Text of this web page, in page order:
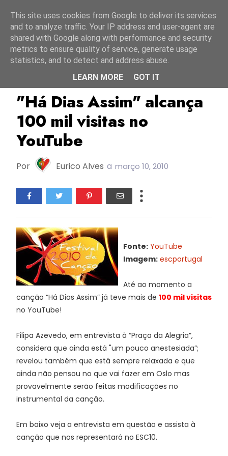
FC2010
"Há Dias Assim" alcança
100 mil visitas no
YouTube
Por Eurico Alves a março 10, 2010
Fonte: YouTube
Imagem: escportugal
Até ao momento a
canção “Há Dias Assim” já teve mais de 100 mil visitas
no YouTube!
Filipa Azevedo, em entrevista à “Praça da Alegria”,
considera que ainda está "um pouco anestesiada”;
revelou também que está sempre relaxada e que
ainda não pensou no que vai fazer em Oslo mas
provavelmente serão feitas modificações no
instrumental da canção.
Em baixo veja a entrevista em questão e assista à
canção que nos representará no ESC10.
This site uses cookies from Google to deliver its services
and to analyze traffic. Your IP address and user-agent are
shared with Google along with performance and security
metrics to ensure quality of service, generate usage
statistics, and to detect and address abuse.
LEARN MORE
GOT IT